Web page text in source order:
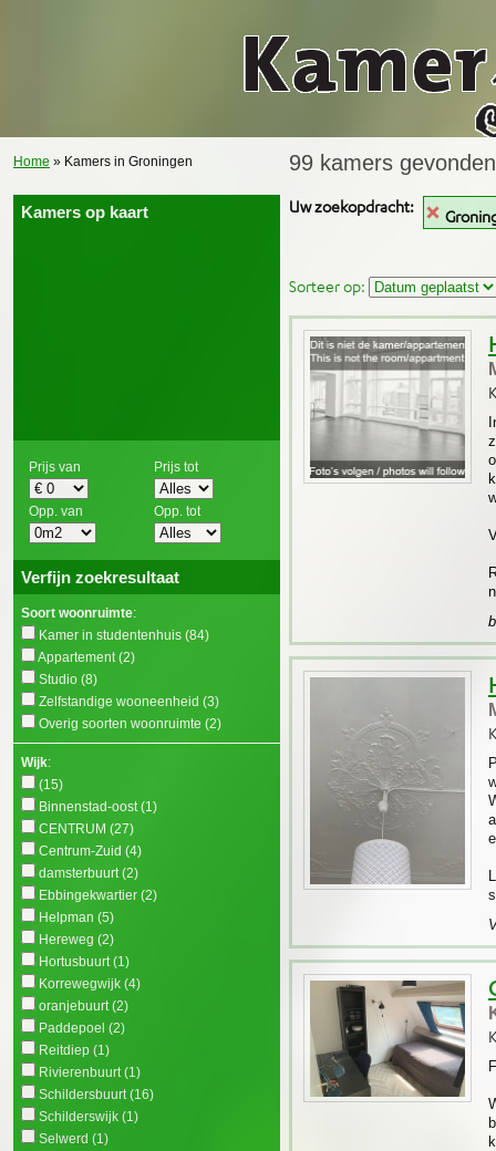
Home » Kamers in Groningen
Kamers op kaart
Prijs van
Opp. van
Prijs tot
Opp. tot
Verfijn zoekresultaat
Soort woonruimte:
Kamer in studentenhuis (84)
Appartement(2)
Studio (8)
Zelfstandige wooneenheid (3)
Overig soorten woonruimte (2)
Wijk:
(15)
Binnenstad-oost(1)
CENTRUM (27)
Centrum-Zuid (4)
damsterbuurt(2)
Ebbingekwartier (2)
Helpman (5)
Hereweg (2)
Hortusbuurt(1)
Korrewegwijk (4)
oranjebuurt(2)
Paddepoel (2)
Reitdiep (1)
Rivierenbuurt(1)
Schildersbuurt(16)
Schilderswijk (1)
Selwerd (1)
99 kamers
Uw zoekopdracht:
Sorteer op: